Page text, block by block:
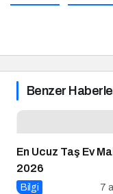
Benzer
En Ucuz Taş Ev
2026
Bilgi 7